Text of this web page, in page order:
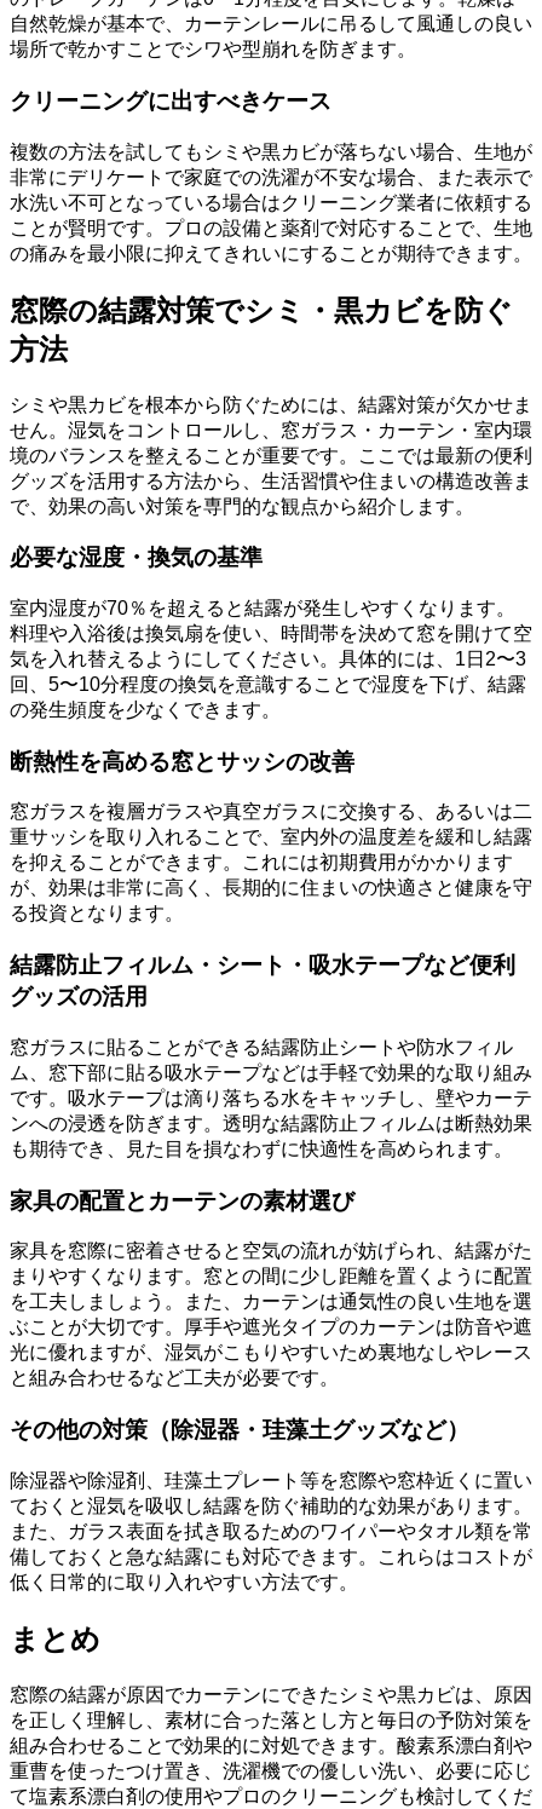
自然乾燥が基本で、カーテンレールに吊るして風通しの良い
場所で乾かすことでシワや型崩れを防ぎます。
クリーニングに出すべきケース
複数の方法を試してもシミや黒カビが落ちない場合、生地が
非常にデリケートで家庭での洗濯が不安な場合、また表示で
水洗い不可となっている場合はクリーニング業者に依頼する
ことが賢明です。プロの設備と薬剤で対応することで、生地
の痛みを最小限に抑えてきれいにすることが期待できます。
窓際の結露対策でシミ・黒カビを防ぐ
方法
シミや黒カビを根本から防ぐためには、結露対策が欠かせま
せん。湿気をコントロールし、窓ガラス・カーテン・室内環
境のバランスを整えることが重要です。ここでは最新の便利
グッズを活用する方法から、生活習慣や住まいの構造改善ま
で、効果の高い対策を専門的な観点から紹介します。
必要な湿度・換気の基準
室内湿度が70％を超えると結露が発生しやすくなります。
料理や入浴後は換気扇を使い、時間帯を決めて窓を開けて空
気を入れ替えるようにしてください。具体的には、1日2〜3
回、5〜10分程度の換気を意識することで湿度を下げ、結露
の発生頻度を少なくできます。
断熱性を高める窓とサッシの改善
窓ガラスを複層ガラスや真空ガラスに交換する、あるいは二
重サッシを取り入れることで、室内外の温度差を緩和し結露
を抑えることができます。これには初期費用がかかります
が、効果は非常に高く、長期的に住まいの快適さと健康を守
る投資となります。
結露防止フィルム・シート・吸水テープなど便利
グッズの活用
窓ガラスに貼ることができる結露防止シートや防水フィル
ム、窓下部に貼る吸水テープなどは手軽で効果的な取り組み
です。吸水テープは滴り落ちる水をキャッチし、壁やカーテ
ンへの浸透を防ぎます。透明な結露防止フィルムは断熱効果
も期待でき、見た目を損なわずに快適性を高められます。
家具の配置とカーテンの素材選び
家具を窓際に密着させると空気の流れが妨げられ、結露がた
まりやすくなります。窓との間に少し距離を置くように配置
を工夫しましょう。また、カーテンは通気性の良い生地を選
ぶことが大切です。厚手や遮光タイプのカーテンは防音や遮
光に優れますが、湿気がこもりやすいため裏地なしやレース
と組み合わせるなど工夫が必要です。
その他の対策（除湿器・珪藻土グッズなど）
除湿器や除湿剤、珪藻土プレート等を窓際や窓枠近くに置い
ておくと湿気を吸収し結露を防ぐ補助的な効果があります。
また、ガラス表面を拭き取るためのワイパーやタオル類を常
備しておくと急な結露にも対応できます。これらはコストが
低く日常的に取り入れやすい方法です。
まとめ
窓際の結露が原因でカーテンにできたシミや黒カビは、原因
を正しく理解し、素材に合った落とし方と毎日の予防対策を
組み合わせることで効果的に対処できます。酸素系漂白剤や
重曹を使ったつけ置き、洗濯機での優しい洗い、必要に応じ
て塩素系漂白剤の使用やプロのクリーニングも検討してくだ